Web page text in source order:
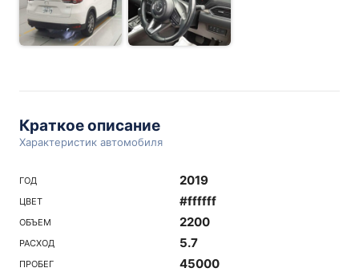
Краткое описание
Характеристик автомобиля
ГОД 2019
ЦВЕТ #ffffff
ОБЪЕМ 2200
РАСХОД 5.7
ПРОБЕГ 45000